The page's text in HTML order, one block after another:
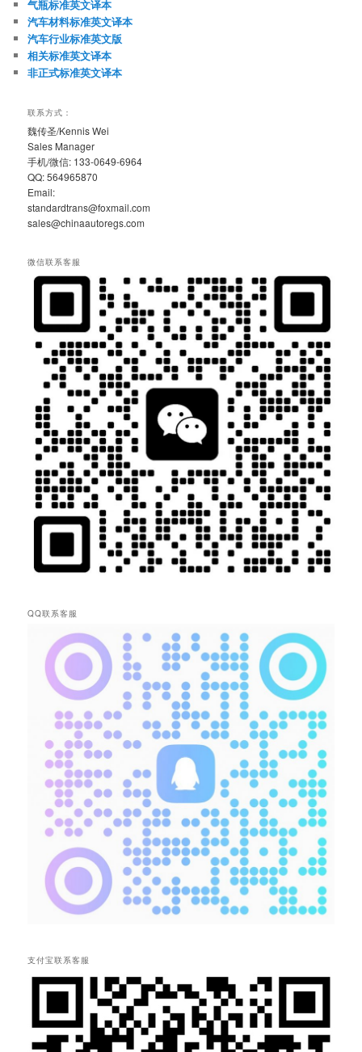
气瓶标准英文译本
汽车材料标准英文译本
汽车行业标准英文版
相关标准英文译本
非正式标准英文译本
联系方式：
魏传圣/Kennis Wei
Sales Manager
手机/微信: 133-0649-6964
QQ: 564965870
Email:
standardtrans@foxmail.com
sales@chinaautoregs.com
微信联系客服
QQ联系客服
支付宝联系客服